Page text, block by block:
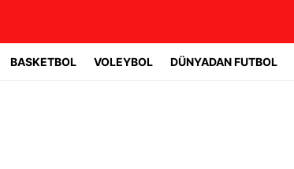
BASKETBOL VOLEYBOL DÜNYADAN FUTBOL